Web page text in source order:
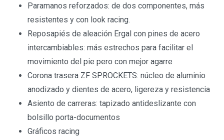
Paramanos reforzados: de dos componentes, más
resistentes y con look racing.
Reposapiés de aleación Ergal con pines de acero
intercambiables: más estrechos para facilitar el
movimiento del pie pero con mejor agarre
Corona trasera ZF SPROCKETS: núcleo de aluminio
anodizado y dientes de acero, ligereza y resistencia
Asiento de carreras: tapizado antideslizante con
bolsillo porta-documentos
Gráficos racing